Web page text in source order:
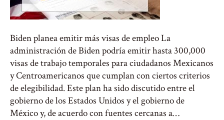
Biden planea emitir más visas de empleo La
administración de Biden podría emitir hasta 300,000
visas de trabajo temporales para ciudadanos Mexicanos
y Centroamericanos que cumplan con ciertos criterios
de elegibilidad. Este plan ha sido discutido entre el
gobierno de los Estados Unidos y el gobierno de
México y, de acuerdo con fuentes cercanas a…